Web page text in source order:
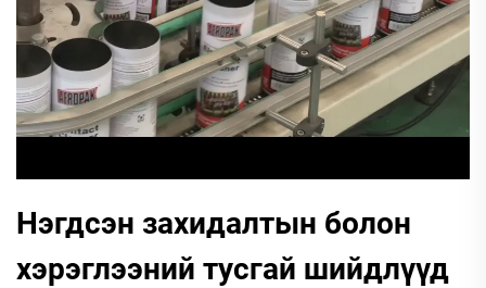
Нэгдсэн захидалтын болон
хэрэглээний тусгай шийдлүүд